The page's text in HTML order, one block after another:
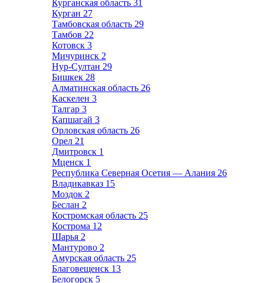
Курганская область 31
Курган 27
Тамбовская область 29
Тамбов 22
Котовск 3
Мичуринск 2
Нур-Султан 29
Бишкек 28
Алматинская область 26
Каскелен 3
Талгар 3
Капшагай 3
Орловская область 26
Орел 21
Дмитровск 1
Мценск 1
Республика Северная Осетия — Алания 26
Владикавказ 15
Моздок 2
Беслан 2
Костромская область 25
Кострома 12
Шарья 2
Мантурово 2
Амурская область 25
Благовещенск 13
Белогорск 5